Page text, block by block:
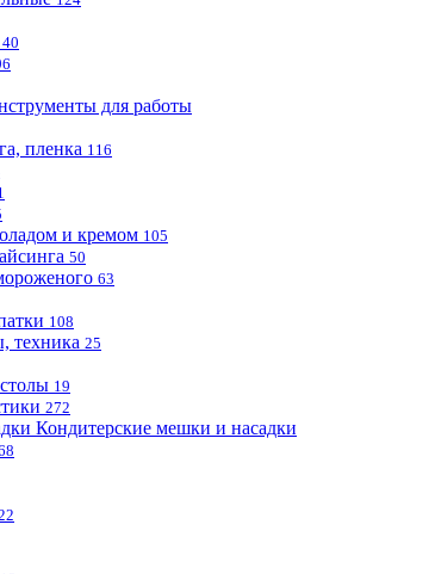
40
для работы
пленка 116
и кремом 105
50
63
108
техника 25
19
272
Кондитерские мешки и насадки